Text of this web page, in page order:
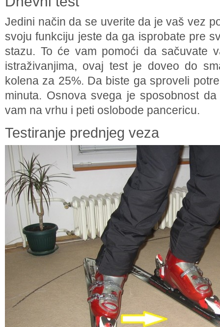
Jedini način da se uverite da je vaš vez
svoju funkciju jeste da ga isprobate pre
stazu. To će vam pomoći da sačuvate
istraživanjima, ovaj test je doveo do
kolena za 25%. Da biste ga sproveli
minuta. Osnova svega je sposobnost
vam na vrhu i peti oslobode pancericu.
Testiranje prednjeg veza